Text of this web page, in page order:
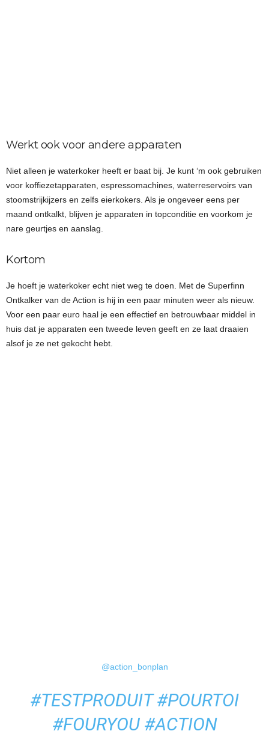
Werkt ook voor andere apparaten
Niet alleen je waterkoker heeft er baat bij. Je kunt ‘m ook gebruiken
voor koffiezetapparaten, espressomachines, waterreservoirs van
stoomstrijkijzers en zelfs eierkokers. Als je ongeveer eens per
maand ontkalkt, blijven je apparaten in topconditie en voorkom je
nare geurtjes en aanslag.
Kortom
Je hoeft je waterkoker echt niet weg te doen. Met de Superfinn
Ontkalker van de Action is hij in een paar minuten weer als nieuw.
Voor een paar euro haal je een effectief en betrouwbaar middel in
huis dat je apparaten een tweede leven geeft en ze laat draaien
alsof je ze net gekocht hebt.
@action_bonplan
#TESTPRODUIT #POURTOI
#FOURYOU #ACTION